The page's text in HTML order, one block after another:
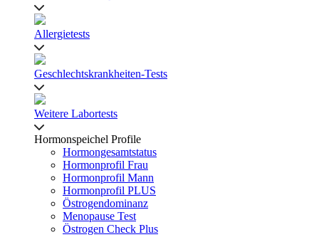
Allergietests
Geschlechtskrankheiten-Tests
Weitere Labortests
Hormonspeichel Profile
Hormongesamtstatus
Hormonprofil Frau
Hormonprofil Mann
Hormonprofil PLUS
Östrogendominanz
Menopause Test
Östrogen Check Plus